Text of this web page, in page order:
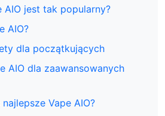
AIO jest tak popularny?
AIO?
dla początkujących
AIO dla zaawansowanych
Vape AIO?